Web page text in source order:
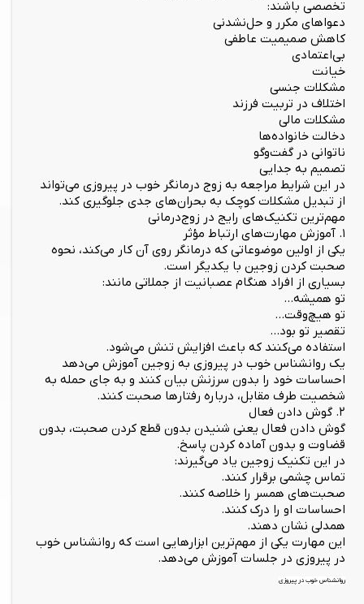
تخصصی باشند:
دعواهای مکرر و حل‌نشدنی
کاهش صمیمیت عاطفی
بی‌اعتمادی
خیانت
مشکلات جنسی
اختلاف در تربیت فرزند
مشکلات مالی
دخالت خانواده‌ها
ناتوانی در گفت‌وگو
تصمیم به جدایی
در این شرایط مراجعه به زوج درمانگر خوب در پیروزی می‌تواند
از تبدیل مشکلات کوچک به بحران‌های جدی جلوگیری کند.
مهم‌ترین تکنیک‌های رایج در زوج‌درمانی
۱. آموزش مهارت‌های ارتباط مؤثر
یکی از اولین موضوعاتی که درمانگر روی آن کار می‌کند، نحوه
صحبت کردن زوجین با یکدیگر است.
بسیاری از افراد هنگام عصبانیت از جملاتی مانند:
تو همیشه...
تو هیچ‌وقت...
تقصیر تو بود...
استفاده می‌کنند که باعث افزایش تنش می‌شود.
یک روانشناس خوب در پیروزی به زوجین آموزش می‌دهد
احساسات خود را بدون سرزنش بیان کنند و به جای حمله به
شخصیت طرف مقابل، درباره رفتارها صحبت کنند.
۲. گوش دادن فعال
گوش دادن فعال یعنی شنیدن بدون قطع کردن صحبت، بدون
قضاوت و بدون آماده کردن پاسخ.
در این تکنیک زوجین یاد می‌گیرند:
تماس چشمی برقرار کنند.
صحبت‌های همسر را خلاصه کنند.
احساسات او را درک کنند.
همدلی نشان دهند.
این مهارت یکی از مهم‌ترین ابزارهایی است که روانشناس خوب
در پیروزی در جلسات آموزش می‌دهد.
روانشناس خوب در پیروزی